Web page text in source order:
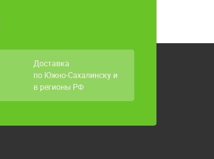
Доставка
по Южно-Сахалинску и
в регионы РФ